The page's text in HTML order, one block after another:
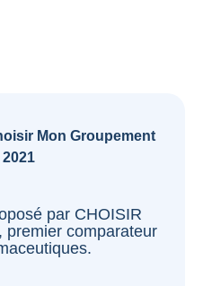
Mon Groupement
par CHOISIR
premier comparateur